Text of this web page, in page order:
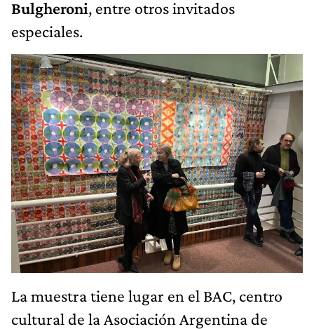
Bulgheroni, entre otros invitados
especiales.
La muestra tiene lugar en el BAC, centro
cultural de la Asociación Argentina de